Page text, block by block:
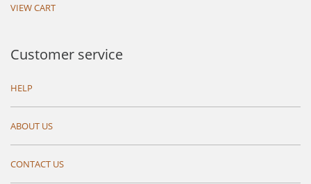
VIEW CART
Customer service
HELP
ABOUT US
CONTACT US